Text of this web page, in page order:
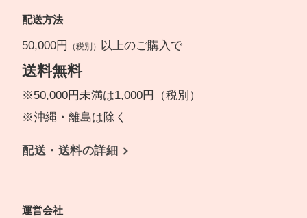
配送方法
50,000円 （税別） 以上のご購入で
送料無料
※50,000円未満は1,000円（税別）
※沖縄・離島は除く
配送・送料の詳細
運営会社